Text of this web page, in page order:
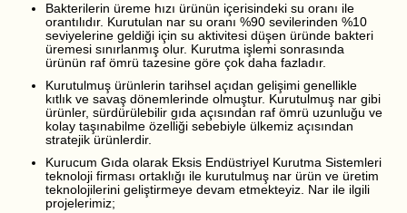
Bakterilerin üreme hızı ürünün içerisindeki su oranı ile
orantılıdır. Kurutulan nar su oranı %90 sevilerinden %10
seviyelerine geldiği için su aktivitesi düşen üründe bakteri
üremesi sınırlanmış olur. Kurutma işlemi sonrasında
ürünün raf ömrü tazesine göre çok daha fazladır.
Kurutulmuş ürünlerin tarihsel açıdan gelişimi genellikle
kıtlık ve savaş dönemlerinde olmuştur. Kurutulmuş nar gibi
ürünler, sürdürülebilir gıda açısından raf ömrü uzunluğu ve
kolay taşınabilme özelliği sebebiyle ülkemiz açısından
stratejik ürünlerdir.
Kurucum Gıda olarak Eksis Endüstriyel Kurutma Sistemleri
teknoloji firması ortaklığı ile kurutulmuş nar ürün ve üretim
teknolojilerini geliştirmeye devam etmekteyiz. Nar ile ilgili
projelerimiz;